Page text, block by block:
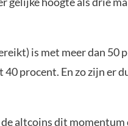
is met meer dan 50
procent. En zo zijn er
altcoins dit